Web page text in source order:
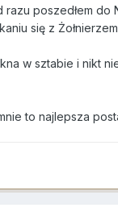
poszedłem
się z
w sztabie i nikt
to najlepsza